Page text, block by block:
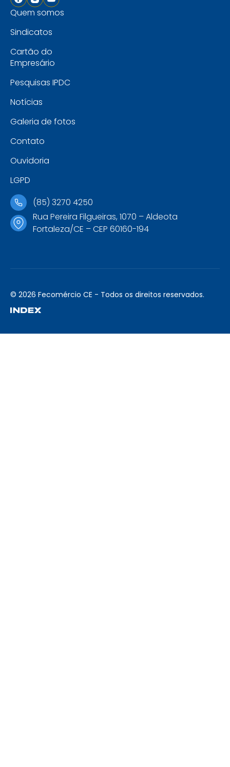
Quem somos
Sindicatos
Cartão do
Empresário
Pesquisas IPDC
Notícias
Galeria de fotos
Contato
Ouvidoria
LGPD
(85) 3270 4250
Rua Pereira Filgueiras, 1070 – Aldeota
Fortaleza/CE – CEP 60160-194
© 2026 Fecomércio CE - Todos os direitos reservados.